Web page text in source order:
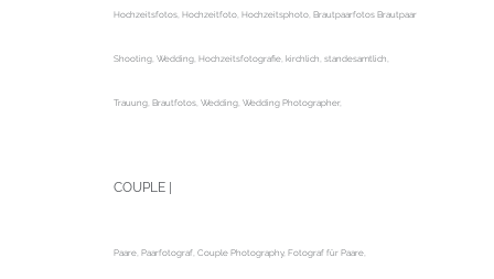
Hochzeitsfotos, Hochzeitfoto, Hochzeitsphoto, Brautpaarfotos Brautpaar
Shooting, Wedding, Hochzeitsfotografie, kirchlich, standesamtlich,
Trauung, Brautfotos, Wedding, Wedding Photographer,
COUPLE |
Paare, Paarfotograf, Couple Photography, Fotograf für Paare,